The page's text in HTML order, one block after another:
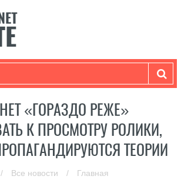
«ГОРАЗДО РЕЖЕ»
К ПРОСМОТРУ РОЛИКИ,
ТЕОРИИ
/ Все новости / Главная